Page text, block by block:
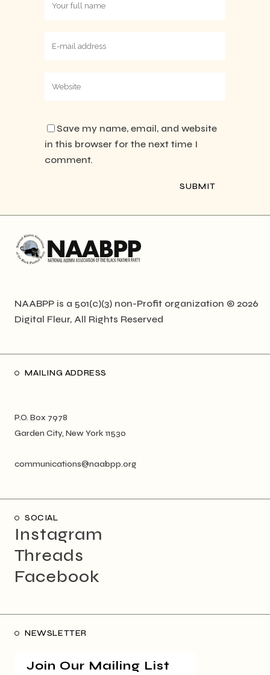
Save my name, email, and website
in this browser for the next time I
comment.
NAABPP is a 501(c)(3) non-Profit organization © 2026
Digital Fleur, All Rights Reserved
MAILING ADDRESS
P.O. Box 7978
Garden City, New York 11530
communications@naabpp.org
SOCIAL
Instagram
Threads
Facebook
NEWSLETTER
Join Our Mailing List